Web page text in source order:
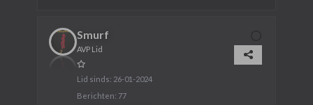
Smurf
AVP Lid
Lid sinds: 26-01-2024
Berichten: 77